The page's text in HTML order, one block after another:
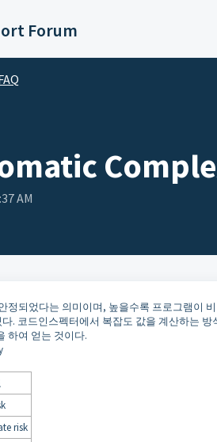
Forum
AM
정되었다는 의미이며, 높을수록 프로그램이
. 코드인스펙터에서 복잡도 값을 계산하는 방
하여 얻는 것이다.
risk